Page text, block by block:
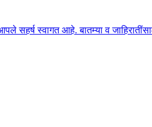
सहर्ष स्वागत आहे. बातम्या व